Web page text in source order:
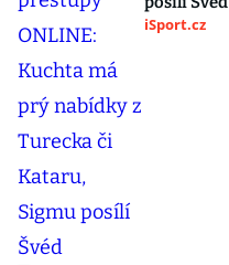
iSport.cz